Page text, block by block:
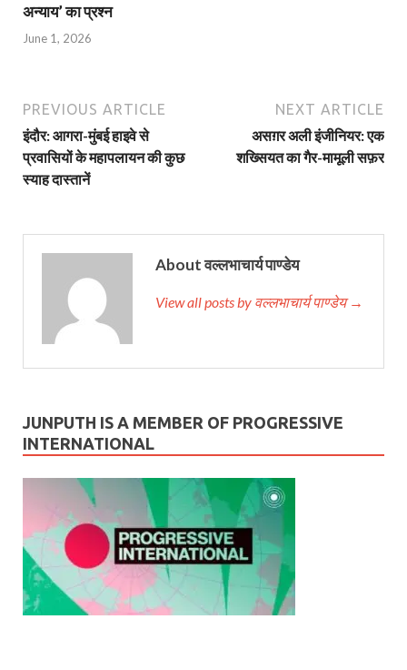
अन्याय’ का प्रश्न
June 1, 2026
PREVIOUS ARTICLE
इंदौर: आगरा-मुंबई हाइवे से
प्रवासियों के महापलायन की कुछ
स्याह दास्तानें
NEXT ARTICLE
असग़र अली इंजीनियर: एक
शख्सियत का गैर-मामूली सफ़र
About वल्लभाचार्य पाण्डेय
View all posts by वल्लभाचार्य पाण्डेय →
JUNPUTH IS A MEMBER OF PROGRESSIVE
INTERNATIONAL